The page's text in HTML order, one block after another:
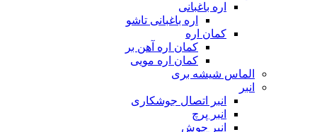
اره باغبانی
اره باغبانی تاشو
کمان اره
کمان اره آهن بر
کمان اره مویی
الماس شیشه بری
انبر
انبر اتصال جوشکاری
انبر پرچ
انبر جوش